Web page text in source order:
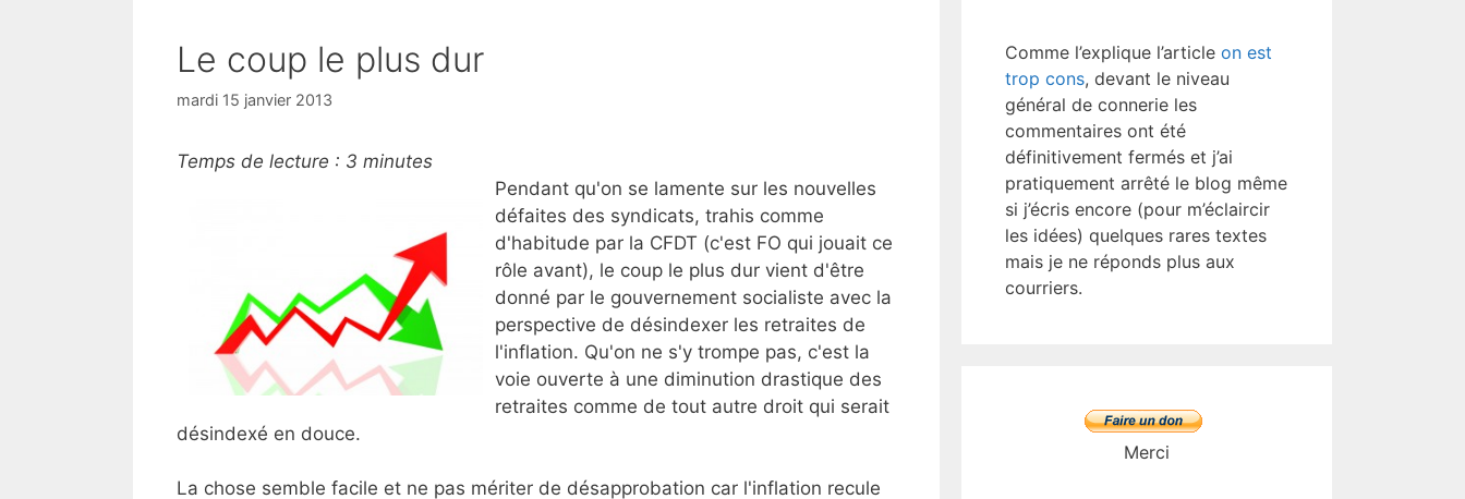
Le coup le plus dur
mardi 15 janvier 2013
Temps de lecture : 3 minutes
Pendant qu'on se lamente sur les nouvelles
défaites des syndicats, trahis comme
d'habitude par la CFDT (c'est FO qui jouait ce
rôle avant), le coup le plus dur vient d'être
donné par le gouvernement socialiste avec la
perspective de désindexer les retraites de
l'inflation. Qu'on ne s'y trompe pas, c'est la
voie ouverte à une diminution drastique des
retraites comme de tout autre droit qui serait
désindexé en douce.
La chose semble facile et ne pas mériter de désapprobation car l'inflation recule
Comme l’explique l’article on est
trop cons, devant le niveau
général de connerie les
commentaires ont été
définitivement fermés et j’ai
pratiquement arrêté le blog même
si j’écris encore (pour m’éclaircir
les idées) quelques rares textes
mais je ne réponds plus aux
courriers.
Merci